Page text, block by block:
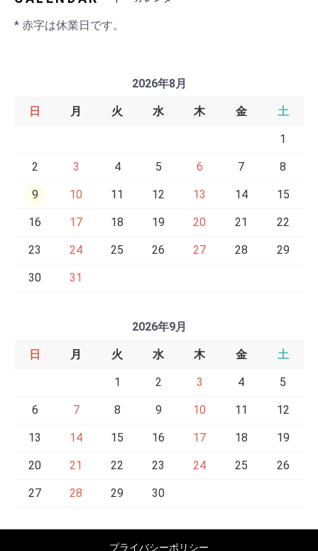
* 赤字は休業日です。
2026年8月
日 月 火 水 木 金 土
1
2 3 4 5 6 7 8
9 10 11 12 13 14 15
16 17 18 19 20 21 22
23 24 25 26 27 28 29
30 31
2026年9月
日 月 火 水 木 金 土
1 2 3 4 5
6 7 8 9 10 11 12
13 14 15 16 17 18 19
20 21 22 23 24 25 26
27 28 29 30
プライバシーポリシー